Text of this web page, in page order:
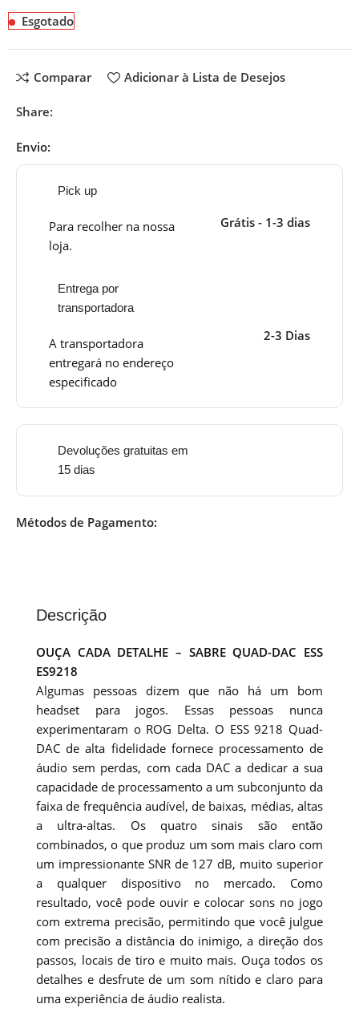
Esgotado
Comparar Adicionar à Lista de Desejos
Share:
Envio:
Pick up
Para recolher na nossa
loja.
Grátis - 1-3 dias
Entrega por
transportadora
A transportadora
entregará no endereço
especificado
2-3 Dias
Devoluções gratuitas em
15 dias
Métodos de Pagamento:
Descrição
OUÇA CADA DETALHE – SABRE QUAD-DAC ESS
ES9218
Algumas pessoas dizem que não há um bom
headset para jogos. Essas pessoas nunca
experimentaram o ROG Delta. O ESS 9218 Quad-
DAC de alta fidelidade fornece processamento de
áudio sem perdas, com cada DAC a dedicar a sua
capacidade de processamento a um subconjunto da
faixa de frequência audível, de baixas, médias, altas
a ultra-altas. Os quatro sinais são então
combinados, o que produz um som mais claro com
um impressionante SNR de 127 dB, muito superior
a qualquer dispositivo no mercado. Como
resultado, você pode ouvir e colocar sons no jogo
com extrema precisão, permitindo que você julgue
com precisão a distância do inimigo, a direção dos
passos, locais de tiro e muito mais. Ouça todos os
detalhes e desfrute de um som nítido e claro para
uma experiência de áudio realista.